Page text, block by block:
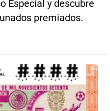
Especial y descubre
premiados.